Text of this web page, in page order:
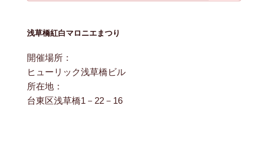
浅草橋紅白マロニエまつり
開催場所：
ヒューリック浅草橋ビル
所在地：
台東区浅草橋1－22－16